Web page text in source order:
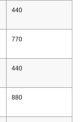
440
770
440
880